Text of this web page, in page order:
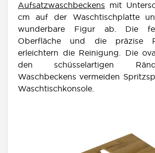
Aufsatzwaschbeckens mit
cm auf der Waschtischplatte
wunderbare Figur ab. Die
Oberfläche und die präzise
erleichtern die Reinigung. Die
den schüsselartigen
Waschbeckens vermeiden
Waschtischkonsole.